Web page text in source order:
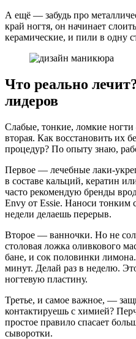
А ещё — забудь про
край ногтя, он начинает
керамические, и пили в одну
Что реально
лидеров
Слабые, тонкие, ломкие
вторая. Как восстановить их
процедур? По опыту знаю,
Первое — лечебные лаки-
в составе кальций, кератин
часто рекомендую бренды
Envy от Essie. Наноси тонким
недели делаешь перерыв.
Второе — ванночки. Но не
столовая ложка оливкового
бане, и сок половинки
минут. Делай раз в неделю.
ногтевую пластину.
Третье, и самое важное, —
контактируешь с химией?
простое правило спасает
сыворотки.